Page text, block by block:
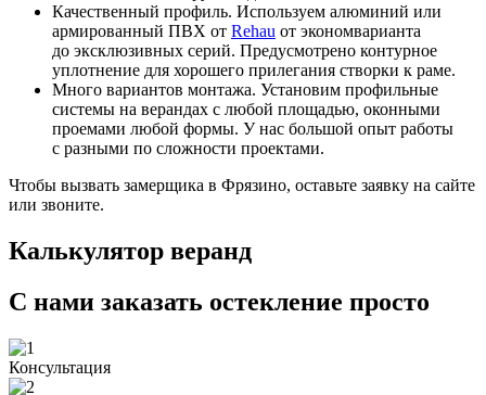
Качественный профиль. Используем алюминий или
армированный ПВХ от Rehau от экономварианта
до эксклюзивных серий. Предусмотрено контурное
уплотнение для хорошего прилегания створки к раме.
Много вариантов монтажа. Установим профильные
системы на верандах с любой площадью, оконными
проемами любой формы. У нас большой опыт работы
с разными по сложности проектами.
Чтобы вызвать замерщика в Фрязино, оставьте заявку на сайте
или звоните.
Калькулятор веранд
С нами заказать остекление просто
Консультация